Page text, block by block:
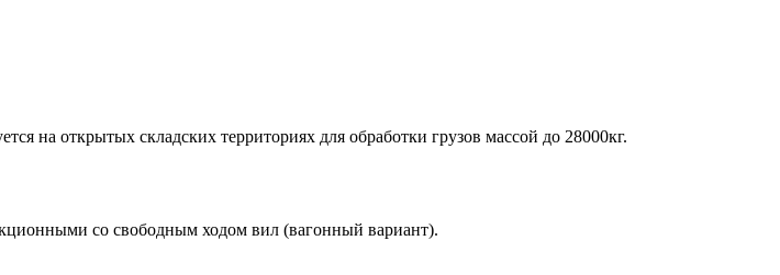
на открытых складских территориях для обработки грузов массой до 28000кг.
со свободным ходом вил (вагонный вариант).